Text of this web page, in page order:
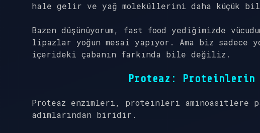
hale gelir ve yağ moleküllerini daha küçük
Bazen düşünüyorum, fast food yediğimizde
lipazlar yoğun mesai yapıyor. Ama biz sadece
içerideki çabanın farkında bile değiliz.
Proteaz : Proteinlerin
Proteaz enzimleri, proteinleri aminoasitlere
adımlarından biridir.